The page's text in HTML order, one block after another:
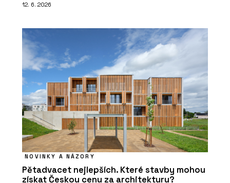
12. 6. 2026
NOVINKY A NÁZORY
Pětadvacet nejlepších. Které stavby mohou
získat Českou cenu za architekturu?